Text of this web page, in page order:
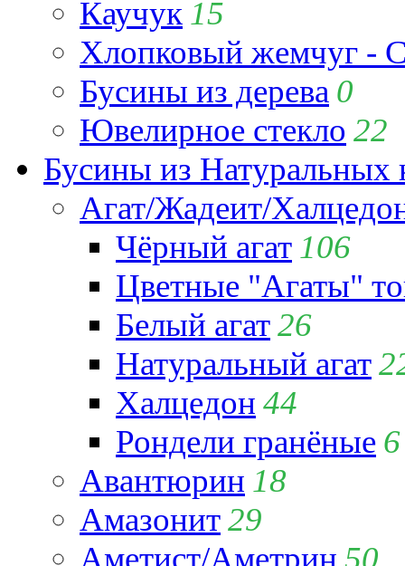
Каучук 15
Хлопковый жемчуг -
Бусины из дерева 0
Ювелирное стекло 22
Бусины из Натуральных
Агат/Жадеит/
Чёрный агат 106
Цветные "Агаты"
Белый агат26
Натуральный агат
Халцедон 44
Рондели гранёные 6
Авантюрин 18
Амазонит29
Аметист/Аметрин 50